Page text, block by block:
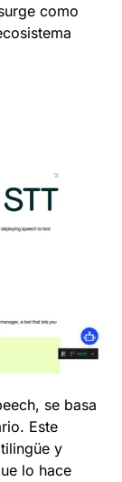
como
se basa
Este
y
lo hace